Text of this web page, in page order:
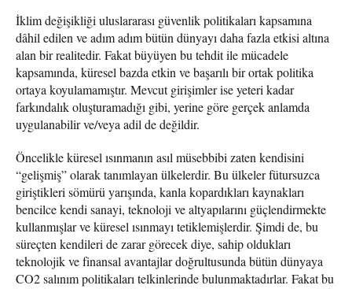
İklim değişikliği uluslararası güvenlik politikaları kapsamına
dâhil edilen ve adım adım bütün dünyayı daha fazla etkisi altına
alan bir realitedir. Fakat büyüyen bu tehdit ile mücadele
kapsamında, küresel bazda etkin ve başarılı bir ortak politika
ortaya koyulamamıştır. Mevcut girişimler ise yeteri kadar
farkındalık oluşturamadığı gibi, yerine göre gerçek anlamda
uygulanabilir ve/veya adil de değildir.
Öncelikle küresel ısınmanın asıl müsebbibi zaten kendisini
“gelişmiş” olarak tanımlayan ülkelerdir. Bu ülkeler fütursuzca
giriştikleri sömürü yarışında, kanla kopardıkları kaynakları
bencilce kendi sanayi, teknoloji ve altyapılarını güçlendirmekte
kullanmışlar ve küresel ısınmayı tetiklemişlerdir. Şimdi de, bu
süreçten kendileri de zarar görecek diye, sahip oldukları
teknolojik ve finansal avantajlar doğrultusunda bütün dünyaya
CO2 salınım politikaları telkinlerinde bulunmaktadırlar. Fakat bu